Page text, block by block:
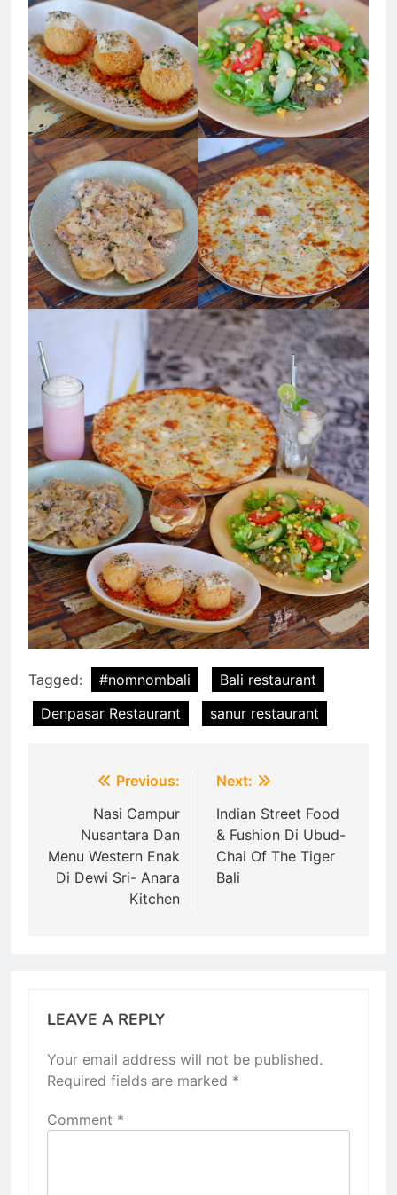
Tagged: #nomnombali
Bali restaurant
Denpasar Restaurant
sanur restaurant
navigation
Previous:
Nasi Campur
Nusantara Dan
Menu Western Enak
Di Dewi Sri- Anara
Kitchen
Next:
Indian Street Food
& Fushion Di Ubud-
Chai Of The Tiger
Bali
LEAVE A REPLY
Your email address will not be published.
Required fields are marked *
Comment *